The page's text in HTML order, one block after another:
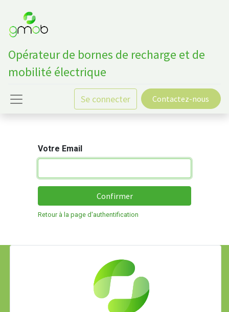
Opérateur de bornes de recharge et de
mobilité électrique
Se connecter Contactez-nous
Votre Email
Confirmer
Retour à la page d'authentification